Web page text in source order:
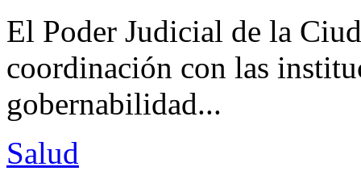
El Poder Judicial de la
coordinación con las
gobernabilidad...
Salud